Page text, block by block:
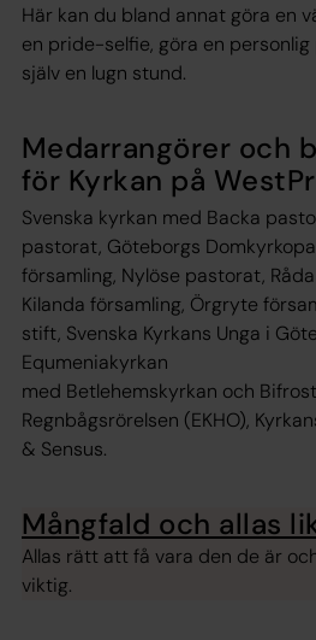
Här kan du bland annat göra en
en pride-selfie, göra en
själv en lugn stund.
Medarrangörer och
för Kyrkan på
Svenska kyrkan med Backa
pastorat, Göteborgs
församling, Nylöse pastorat,
Kilanda församling, Örgryte
stift, Svenska Kyrkans Unga i
Equmeniakyrkan
med Betlehemskyrkan och
Regnbågsrörelsen (EKHO),
& Sensus.
Mångfald och allas
Allas rätt att få vara den de är
viktig.